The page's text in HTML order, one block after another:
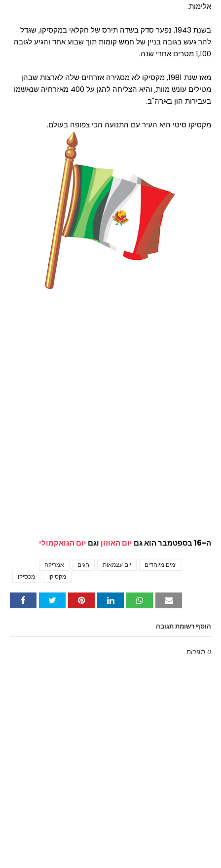
אלימות.
בשנת 1943, נפער סדק בשדה תירס של חקלאי במקסיקו, שגדל
להר געש בגובה בניין של חמש קומות תוך שבוע אחד והגיע לגובה
1,100 מטרים אחרי שנה.
מאז שנת 1981, מקסיקו לא מסגירה אזרחים שלה לארצות שבהן
מטילים עונש מוות, והיא הצליחה להגן על 400 מאזרחיה שנאשמו
בעבירות הון בארה"ב.
מקסיקו סיטי היא העיר עם התנועה הכי צפופה בעולם.
ה-16 בספטמבר הוא גם יום האוזון וגם יום הגואקמולי
אמריקה חגים יום עצמאות
ימים מיוחדים
מכסיקו
מקסיקו
הוסף רשומת תגובה
0 תגובות